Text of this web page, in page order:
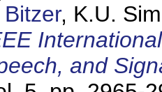
, K.U.
and